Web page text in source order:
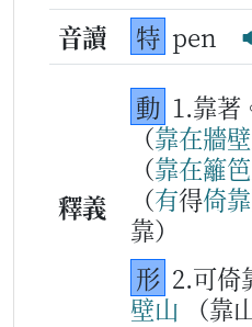
音讀 特 pen
釋義
動 1.靠著
（靠在牆壁
（靠在籬笆
（有得倚靠
靠）
形 2.可倚
壁山
（靠